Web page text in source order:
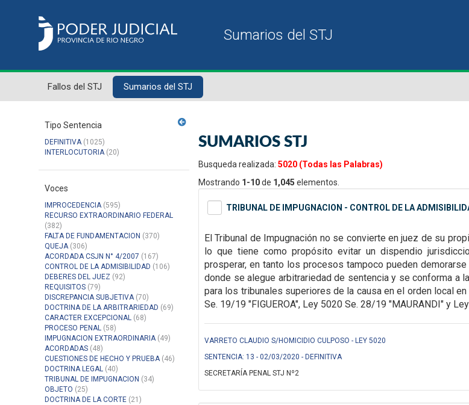
Fallos del STJ Sumarios del STJ
Tipo Sentencia
DEFINITIVA(1025)
INTERLOCUTORIA(20)
Voces
IMPROCEDENCIA(595)
RECURSO EXTRAORDINARIO FEDERAL
(382)
FALTA DE FUNDAMENTACION (370)
QUEJA(306)
ACORDADA CSJN N° 4/2007 (167)
CONTROL DE LA ADMISIBILIDAD (106)
DEBERES DEL JUEZ (92)
REQUISITOS (79)
DISCREPANCIA SUBJETIVA(70)
DOCTRINA DE LA ARBITRARIEDAD (69)
CARACTER EXCEPCIONAL (68)
PROCESO PENAL (58)
IMPUGNACION EXTRAORDINARIA(49)
ACORDADAS (48)
CUESTIONES DE HECHO Y PRUEBA(46)
DOCTRINA LEGAL (40)
TRIBUNAL DE IMPUGNACION (34)
OBJETO (25)
DOCTRINA DE LA CORTE (21)
SUMARIOS STJ
Busqueda realizada: 5020 (Todas las Palabras)
Mostrando 1-10de 1,045 elementos.
TRIBUNAL DE IMPUGNACION - CONTROL DE LA
El Tribunal de Impugnación no se convierte en juez de su
lo que tiene como propósito evitar un dispendio
prosperar, en tanto los procesos tampoco pueden
donde se alegue arbitrariedad de sentencia y seconforma a
para los tribunales superiores de la causa en el orden local
Se. 19/19 "FIGUEROA", Ley 5020 Se. 28/19 "MAURANDI" y
VARRETO CLAUDIO S/HOMICIDIO CULPOSO - LEY 5020
SENTENCIA: 13 - 02/03/2020 - DEFINITIVA
SECRETARÍA PENAL STJ Nº2